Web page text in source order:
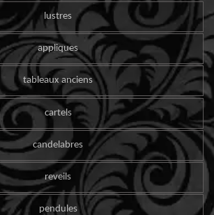
lustres
appliques
tableaux anciens
cartels
candelabres
reveils
pendules